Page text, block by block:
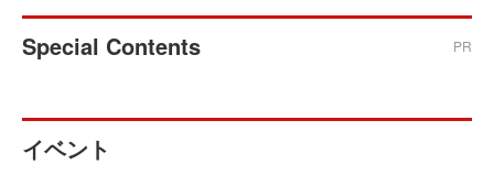
Special Contents PR
イベント